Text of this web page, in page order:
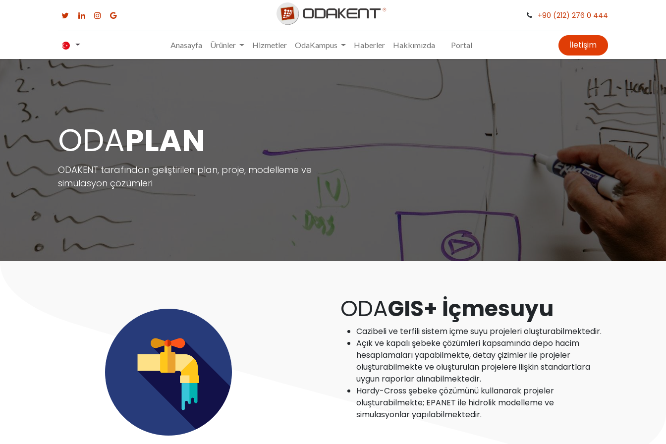
+90 (212) 276 0 444
Anasayfa Ürünler Hizmetler OdaKampus Haberler Hakkımızda Portal İletişim
ODAPLAN
ODAKENT tarafından geliştirilen plan, proje, modelleme ve
simülasyon çözümleri
ODAGIS+ İçmesuyu
Cazibeli ve terfili sistem içme suyu projeleri oluşturabilmektedir.
Açık ve kapalı şebeke çözümleri kapsamında depo hacim
hesaplamaları yapabilmekte, detay çizimler ile projeler
oluşturabilmekte ve oluşturulan projelere ilişkin standartlara
uygun raporlar alınabilmektedir.
Hardy-Cross şebeke çözümünü kullanarak projeler
oluşturabilmekte; EPANET ile hidrolik modelleme ve
simulasyonlar yapılabilmektedir.